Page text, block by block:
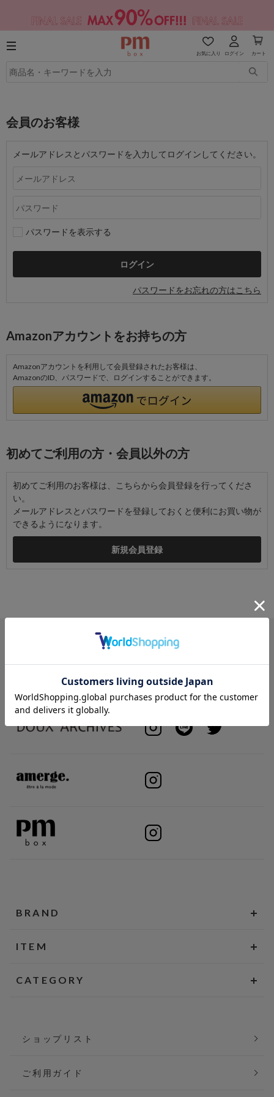
お気に入り ログイン カート
会員のお客様
メールアドレスとパスワードを入力してログインしてください。
パスワードを表示する
パスワードをお忘れの方はこちら
Amazonアカウントをお持ちの方
Amazonアカウントを利用して会員登録されたお客様は、
AmazonのID、パスワードで、ログインすることができます。
初めてご利用の方・会員以外の方
初めてご利用のお客様は、こちらから会員登録を行ってくださ
い。
メールアドレスとパスワードを登録しておくと便利にお買い物が
できるようになります。
BRAND
ITEM
CATEGORY
ショップリスト
ご利用ガイド